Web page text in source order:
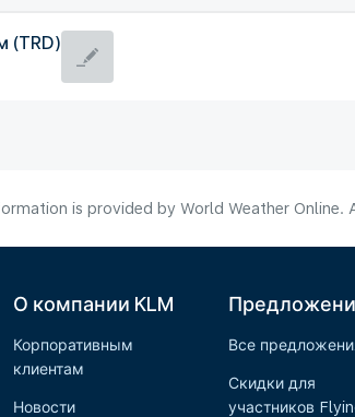
(TRD)
is provided by World Weather
О компании KLM
Корпоративным
клиентам
Новости
Все
Скидки для
участников